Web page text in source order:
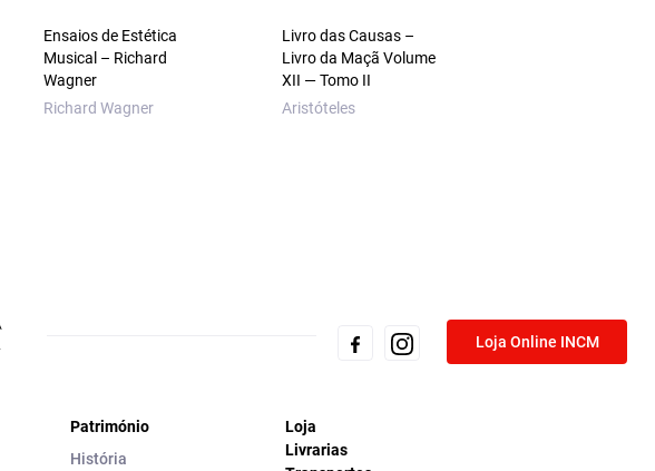
Ensaios de Estética
Musical – Richard
Wagner
Richard Wagner
Livro das Causas –
Livro da Maçã Volume
XII — Tomo II
Aristóteles
Loja Online INCM
Património
História
Loja
Livrarias